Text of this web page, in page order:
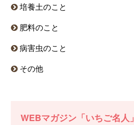
培養土のこと
肥料のこと
病害虫のこと
その他
WEBマガジン「いちご名人」